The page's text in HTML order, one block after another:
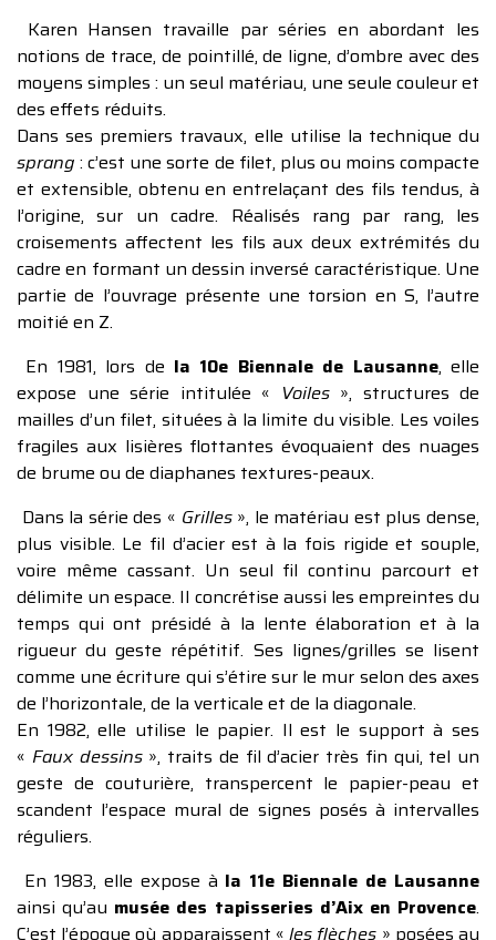
Karen Hansen travaille par séries en abordant les
notions de trace, de pointillé, de ligne, d’ombre avec des
moyens simples : un seul matériau, une seule couleur et
des effets réduits.
Dans ses premiers travaux, elle utilise la technique du
sprang: c’est une sorte de filet, plus ou moins compacte
et extensible, obtenu en entrelaçant des fils tendus, à
l’origine, sur un cadre. Réalisés rang par rang, les
croisements affectent les fils aux deux extrémités du
cadre en formant un dessin inversé caractéristique. Une
partie de l’ouvrage présente une torsion en S, l’autre
moitié en Z.
En 1981, lors de la 10e Biennale de Lausanne, elle
expose une série intitulée « Voiles », structures de
mailles d’un filet, situées à la limite du visible. Les voiles
fragiles aux lisières flottantes évoquaient des nuages
de brume ou de diaphanes textures-peaux.
Dans la série des « Grilles », le matériau est plus dense,
plus visible. Le fil d’acier est à la fois rigide et souple,
voire même cassant. Un seul fil continu parcourt et
délimite un espace. Il concrétise aussi les empreintes du
temps qui ont présidé à la lente élaboration et à la
rigueur du geste répétitif. Ses lignes/grilles se lisent
comme une écriture qui s’étire sur le mur selon des axes
de l’horizontale, de la verticale et de la diagonale.
En 1982, elle utilise le papier. Il est le support à ses
« Faux dessins», traits de fil d’acier très fin qui, tel un
geste de couturière, transpercent le papier-peau et
scandent l’espace mural de signes posés à intervalles
réguliers.
En 1983, elle expose à la 11e Biennale de Lausanne
ainsi qu’au musée des tapisseries d’Aix en Provence.
C’est l’époque où apparaissent « les flèches » posées au